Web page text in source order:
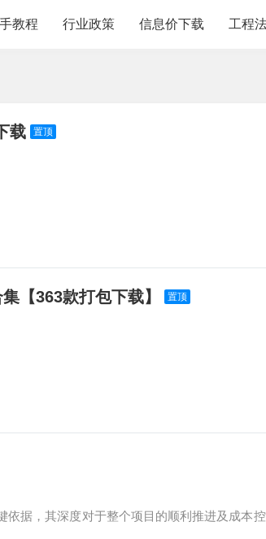
教程 行业政策 信息价下载 工程
载 置顶
【363款打包下载】 置顶
依据，其深度对于整个项目的顺利推进及成本